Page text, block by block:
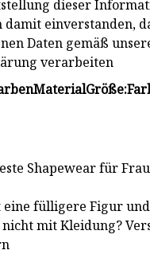
dieser
damit einverstanden,
Daten gemäß
verarbeiten
MaterialGröße:
Shapewear für
eine fülligere Figur und
mit Kleidung?